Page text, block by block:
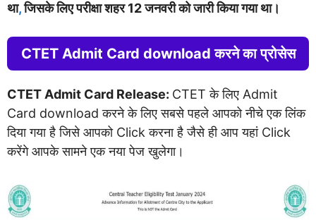
था,जिसके लिए परीक्षा शहर 12 जनवरी को जारी किया गया था।
CTET Admit Card download करने का प्रोसेस
CTET Admit Card Release: CTET के लिए Admit
Card download करने के लिए सबसे पहले आपको नीचे एक लिंक
दिया गया है जिसे आपको Click करना है जैसे ही आप यहां Click
करेंगे आपके सामने एक नया पेज खुलेगा।